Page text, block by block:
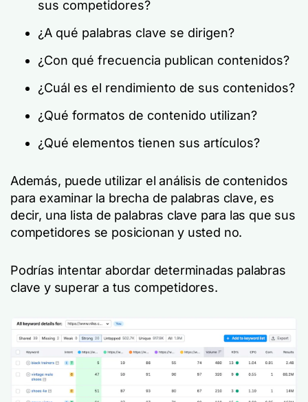
sus competidores?
¿A qué palabras clave se dirigen?
¿Con qué frecuencia publican contenidos?
¿Cuál es el rendimiento de sus contenidos?
¿Qué formatos de contenido utilizan?
¿Qué elementos tienen sus artículos?
Además, puede utilizar el análisis de contenidos
para examinar la brecha de palabras clave, es
decir, una lista de palabras clave para las que sus
competidores se posicionan y usted no.
Podrías intentar abordar determinadas palabras
clave y superar a tus competidores.